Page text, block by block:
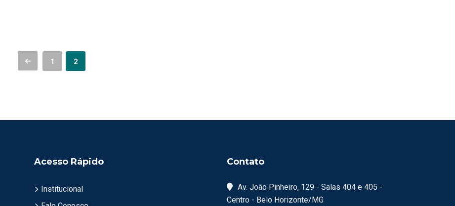
1 2
Acesso Rápido
Institucional
Contato
Av. João Pinheiro, 129 - Salas 404 e 405 -
Centro - Belo Horizonte/MG